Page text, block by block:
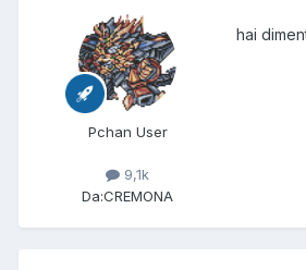
Pchan User
9,1k
Da:CREMONA
hai